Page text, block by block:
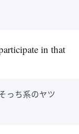
in that
っち系のヤツ